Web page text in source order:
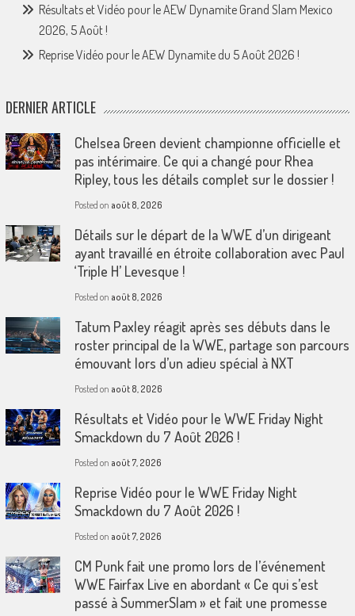
Résultats et Vidéo pour le AEW Dynamite Grand Slam Mexico
2026, 5 Août !
Reprise Vidéo pour le AEW Dynamite du 5 Août 2026 !
DERNIER ARTICLE
Chelsea Green devient championne officielle et
pas intérimaire. Ce qui a changé pour Rhea
Ripley, tous les détails complet sur le dossier !
Posted on août 8, 2026
Détails sur le départ de la WWE d’un dirigeant
ayant travaillé en étroite collaboration avec Paul
‘Triple H’ Levesque !
Posted on août 8, 2026
Tatum Paxley réagit après ses débuts dans le
roster principal de la WWE, partage son parcours
émouvant lors d’un adieu spécial à NXT
Posted on août 8, 2026
Résultats et Vidéo pour le WWE Friday Night
Smackdown du 7 Août 2026 !
Posted on août 7, 2026
Reprise Vidéo pour le WWE Friday Night
Smackdown du 7 Août 2026 !
Posted on août 7, 2026
CM Punk fait une promo lors de l’événement
WWE Fairfax Live en abordant « Ce qui s’est
passé à SummerSlam » et fait une promesse